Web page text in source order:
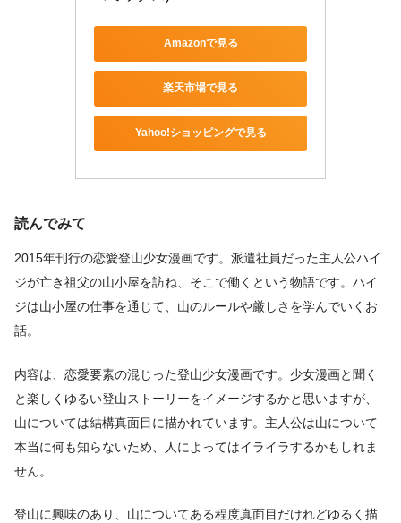
Amazonで見る
楽天市場で見る
Yahoo!ショッピングで見る
読んでみて
2015年刊行の恋愛登山少女漫画です。派遣社員だった主人公ハイ
ジが亡き祖父の山小屋を訪ね、そこで働くという物語です。ハイ
ジは山小屋の仕事を通じて、山のルールや厳しさを学んでいくお
話。
内容は、恋愛要素の混じった登山少女漫画です。少女漫画と聞く
と楽しくゆるい登山ストーリーをイメージするかと思いますが、
山については結構真面目に描かれています。主人公は山について
本当に何も知らないため、人によってはイライラするかもしれま
せん。
登山に興味のあり、山についてある程度真面目だけれどゆるく描